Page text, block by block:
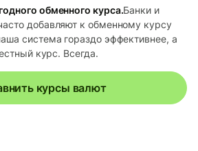
обменного курса.Банки и
добавляют к обменному курсу
система гораздо эффективнее, а
курс. Всегда.
курсы валют